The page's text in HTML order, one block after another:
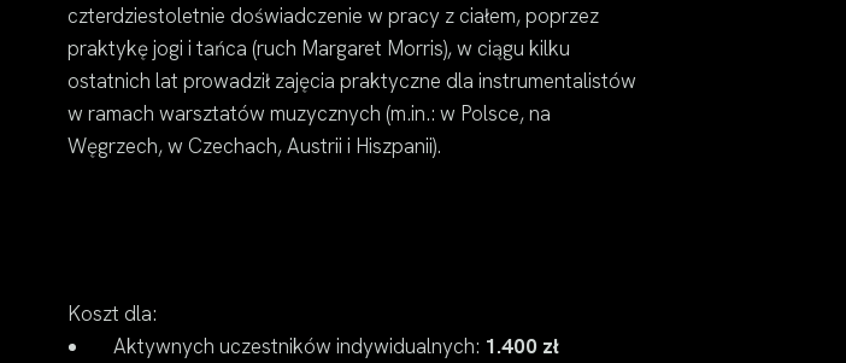
czterdziestoletnie doświadczenie w pracy z ciałem, poprzez
praktykę jogi i tańca (ruch Margaret Morris), w ciągu kilku
ostatnich lat prowadził zajęcia praktyczne dla instrumentalistów
w ramach warsztatów muzycznych (m.in.: w Polsce, na
Węgrzech, w Czechach, Austrii i Hiszpanii).
Koszt dla:
Aktywnych uczestników indywidualnych: 1.400 zł